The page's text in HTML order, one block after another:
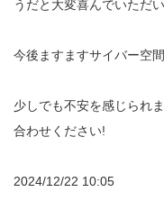
うだと大変喜んでいただ
今後ますますサイバー空
少しでも不安を感じられ
合わせください!
2024/12/22 10:05